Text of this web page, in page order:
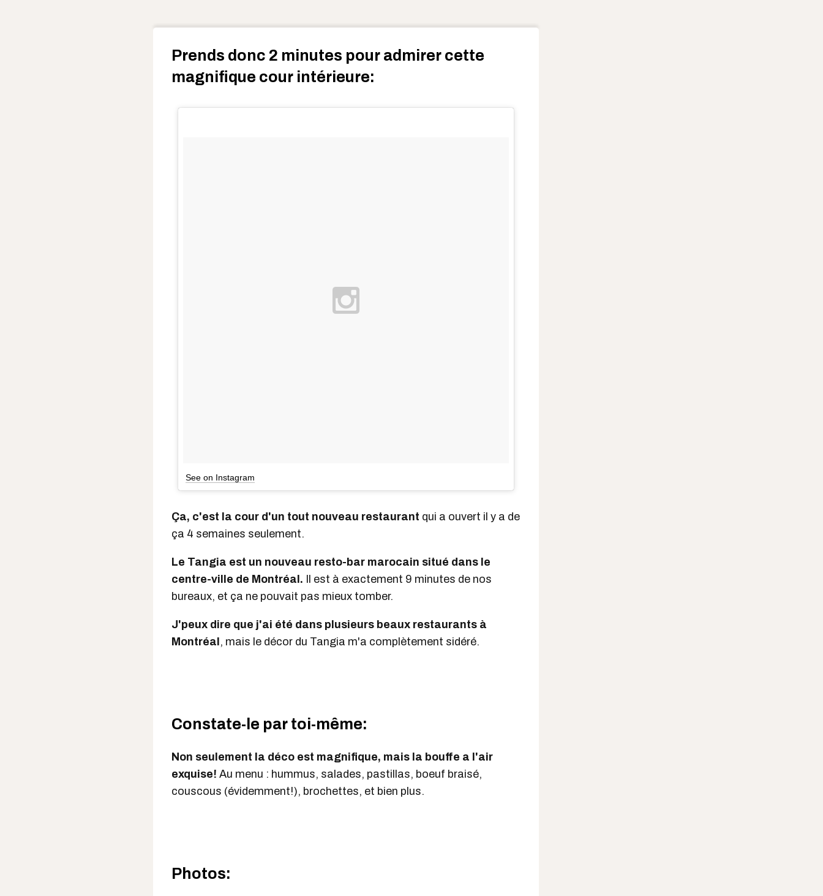
Prends donc 2 minutes pour admirer cette
magnifique cour intérieure:
See on Instagram
Ça, c'est la cour d'un tout nouveau restaurant qui a ouvert il y a de
ça 4 semaines seulement.
Le Tangia est un nouveau resto-bar marocain situé dans le
centre-ville de Montréal. Il est à exactement 9 minutes de nos
bureaux, et ça ne pouvait pas mieux tomber.
J'peux dire que j'ai été dans plusieurs beaux restaurants à
Montréal , mais le décor du Tangia m'a complètement sidéré.
Constate-le par toi-même:
Non seulement la déco est magnifique, mais la bouffe a l'air
exquise! Au menu : hummus, salades, pastillas, boeuf braisé,
couscous (évidemment!), brochettes, et bien plus.
Photos: